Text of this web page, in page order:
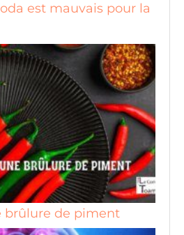
est mauvais pour la
brûlure de piment